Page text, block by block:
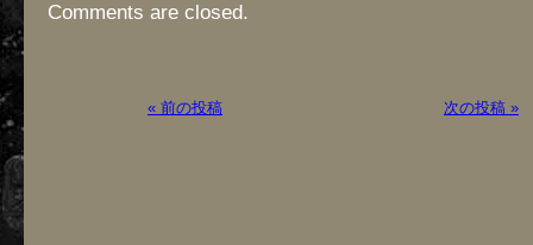
Comments are closed.
« 前の投稿 次の投稿 »